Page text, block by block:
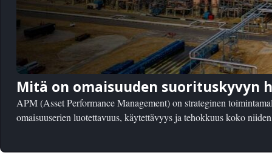
Mitä on omaisuuden suorituskyvyn
APM (Asset Performance Management) on strateginen
omaisuuserien luotettavuus, käytettävyys ja tehokkuus koko